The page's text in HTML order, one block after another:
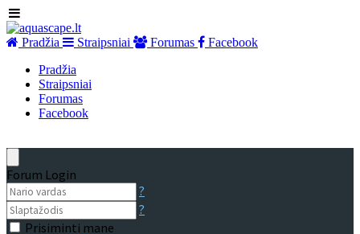
Pradžia Straipsniai Forumas
Facebook
Pradžia
Straipsniai
Forumas
Facebook
Forum Login
?
?
Prisiminti mane